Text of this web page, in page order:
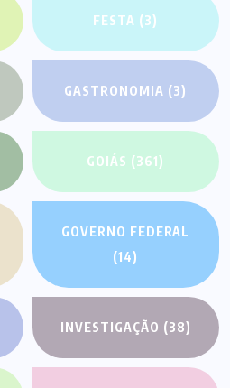
FESTA (3)
GASTRONOMIA (3)
GOIÁS (361)
GOVERNO FEDERAL
(14)
INVESTIGAÇÃO (38)